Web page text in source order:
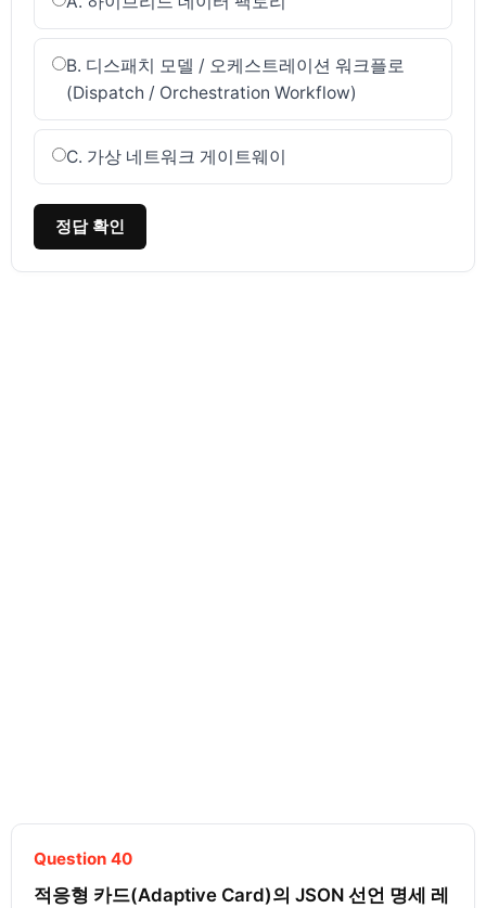
B. 디스패치 모델 / 오케스트레이션 워크플로
(Dispatch / Orchestration Workflow)
C. 가상 네트워크 게이트웨이
정답 확인
Question 40
적응형 카드(Adaptive Card)의 JSON 선언 명세 레